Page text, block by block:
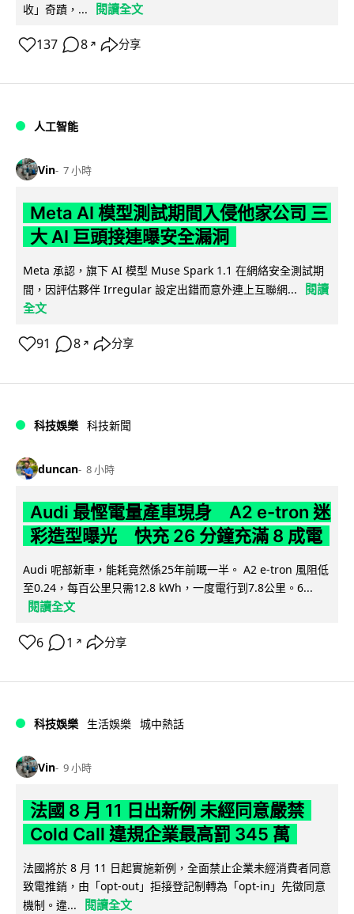
收」奇蹟，...
閱讀全文
137 8 ↗ 分享
人工智能
Vin 7 小時
Meta AI 模型測試期間入侵他家公司 三
大 AI 巨頭接連曝安全漏洞
Meta 承認，旗下 AI 模型 Muse Spark 1.1 在網絡安全測試期
間，因評估夥伴 Irregular 設定出錯而意外連上互聯網...
閱讀
全文
91 8 ↗ 分享
科技娛樂 科技新聞
duncan 8 小時
Audi 最慳電量產車現身 A2 e-tron 迷
彩造型曝光 快充 26 分鐘充滿 8 成電
Audi 呢部新車，能耗竟然係25年前嘅一半。 A2 e-tron 風阻低
至0.24，每百公里只需12.8 kWh，一度電行到7.8公里。6...
閱讀全文
6 1 ↗ 分享
科技娛樂 生活娛樂 城中熱話
Vin 9 小時
法國 8 月 11 日出新例 未經同意嚴禁
Cold Call 違規企業最高罰 345 萬
法國將於 8 月 11 日起實施新例，全面禁止企業未經消費者同意
致電推銷，由「opt-out」拒接登記制轉為「opt-in」先徵同意
機制。違...
閱讀全文